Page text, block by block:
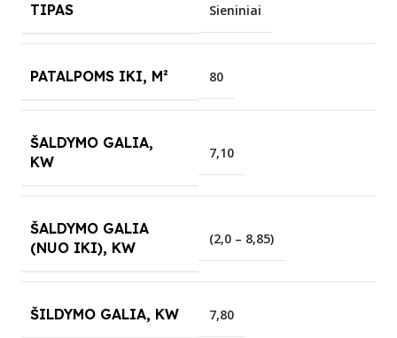
TIPAS Sieniniai
PATALPOMS IKI, M² 80
ŠALDYMO GALIA,
KW
7,10
ŠALDYMO GALIA
(NUO IKI), KW
(2,0 – 8,85)
ŠILDYMO GALIA, KW 7,80